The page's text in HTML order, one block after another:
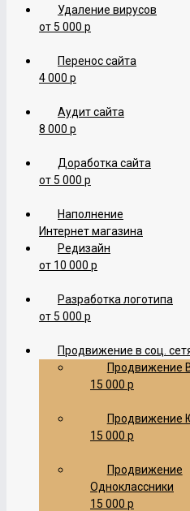
Другие
Удаление вирусов
от 5 000 р
Перенос сайта
4 000 р
Аудит сайта
8 000 р
Доработка сайта
от 5 000 р
Наполнение
Интернет магазина
Редизайн
от 10 000 р
Разработка логотипа
от 5 000 р
Продвижение в соц.
Продвижение
15 000 р
Продвижение
15 000 р
Продвижение
Одноклассники
15 000 р